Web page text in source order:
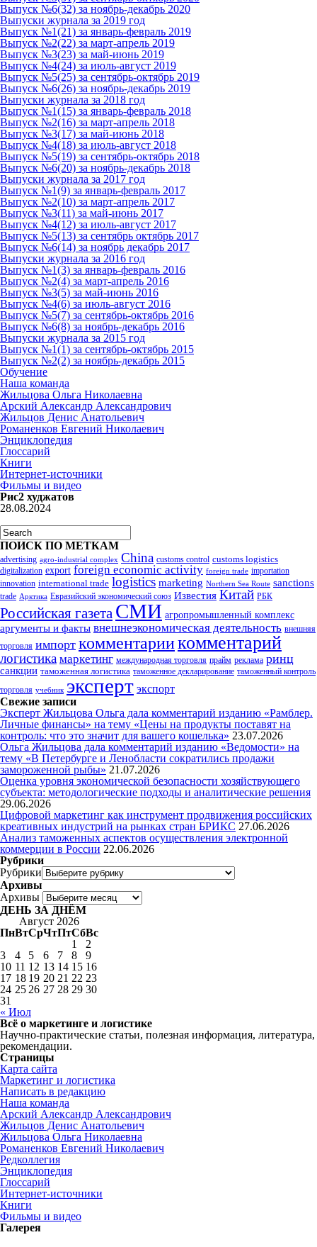
Выпуск №6(32) за ноябрь-декабрь 2020
Выпуски журнала за 2019 год
Выпуск №1(21) за январь-февраль 2019
Выпуск №2(22) за март-апрель 2019
Выпуск №3(23) за май-июнь 2019
Выпуск №4(24) за июль-август 2019
Выпуск №5(25) за сентябрь-октябрь 2019
Выпуск №6(26) за ноябрь-декабрь 2019
Выпуски журнала за 2018 год
Выпуск №1(15) за январь-февраль 2018
Выпуск №2(16) за март-апрель 2018
Выпуск №3(17) за май-июнь 2018
Выпуск №4(18) за июль-август 2018
Выпуск №5(19) за сентябрь-октябрь 2018
Выпуск №6(20) за ноябрь-декабрь 2018
Выпуски журнала за 2017 год
Выпуск №1(9) за январь-февраль 2017
Выпуск №2(10) за март-апрель 2017
Выпуск №3(11) за май-июнь 2017
Выпуск №4(12) за июль-август 2017
Выпуск №5(13) за сентябрь октябрь 2017
Выпуск №6(14) за ноябрь декабрь 2017
Выпуски журнала за 2016 год
Выпуск №1(3) за январь-февраль 2016
Выпуск №2(4) за март-апрель 2016
Выпуск №3(5) за май-июнь 2016
Выпуск №4(6) за июль-август 2016
Выпуск №5(7) за сентябрь-октябрь 2016
Выпуск №6(8) за ноябрь-декабрь 2016
Выпуски журнала за 2015 год
Выпуск №1(1) за сентябрь-октябрь 2015
Выпуск №2(2) за ноябрь-декабрь 2015
Обучение
Наша команда
Жильцова Ольга Николаевна
Арский Александр Александрович
Жильцов Денис Анатольевич
Романенков Евгений Николаевич
Энциклопедия
Глоссарий
Книги
Интернет-источники
Фильмы и видео
Рис2 худжатов
28.08.2024
ПОИСК ПО МЕТКАМ
advertising agro-industrial complex China customs control customs logistics
digitalization export foreign economic activity foreign trade importation
innovation international trade logistics marketing Northern Sea Route sanctions
trade Арктика Евразийский экономический союз Известия Китай РБК
Российская газета СМИ агропромышленный комплекс
аргументы и факты внешнеэкономическая деятельность внешняя
торговля импорт комментариикомментарий
логистика маркетинг международная торговля прайм реклама ринц
санкции таможенная логистика таможенное декларирование таможенный контроль
торговля учебник эксперт экспорт
Свежие записи
Эксперт Жильцова Ольга дала комментарий изданию «Рамблер.
Личные финансы» на тему «Цены на продукты поставят на
контроль: что это значит для вашего кошелька» 23.07.2026
Ольга Жильцова дала комментарий изданию «Ведомости» на
тему «В Петербурге и Ленобласти сократились продажи
замороженной рыбы» 21.07.2026
Оценка уровня экономической безопасности хозяйствующего
субъекта: методологические подходы и аналитические решения
29.06.2026
Цифровой маркетинг как инструмент продвижения российских
креативных индустрий на рынках стран БРИКС 27.06.2026
Анализ таможенных аспектов осуществления электронной
коммерции в России 22.06.2026
Рубрики
Рубрики
Архивы
Архивы
ДЕНЬ ЗА ДНЁМ
Август 2026
ПнВтСрЧтПтСбВс
1
2
3
4 5 6 7 8
9
10 11 12 13 14 15 16
17 18 19 20 21 22 23
24 25 26 27 28 29 30
31
« Июл
Всё о маркетинге и логистике
Научно-практические статьи, полезная информация, литература,
рекомендации.
Страницы
Карта сайта
Маркетинг и логистика
Написать в редакцию
Наша команда
Арский Александр Александрович
Жильцов Денис Анатольевич
Жильцова Ольга Николаевна
Романенков Евгений Николаевич
Редколлегия
Энциклопедия
Глоссарий
Интернет-источники
Книги
Фильмы и видео
Галерея